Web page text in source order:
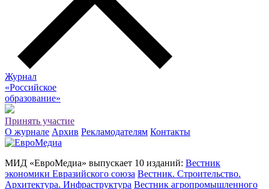
Журнал
«Российское
образование»
Принять участие
О журнале Архив Рекламодателям Контакты
МИД «ЕвроМедиа» выпускает 10 изданий: Вестник
экономики Евразийского союза Вестник. Строительство.
Архитектура. Инфраструктура Вестник агропромышленного